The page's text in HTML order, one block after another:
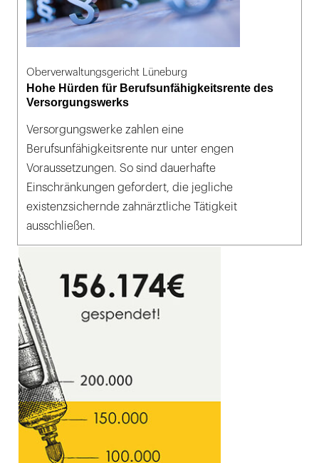
Oberverwaltungsgericht Lüneburg
Hohe Hürden für Berufsunfähigkeitsrente des
Versorgungswerks
Versorgungswerke zahlen eine
Berufsunfähigkeitsrente nur unter engen
Voraussetzungen. So sind dauerhafte
Einschränkungen gefordert, die jegliche
existenzsichernde zahnärztliche Tätigkeit
ausschließen.